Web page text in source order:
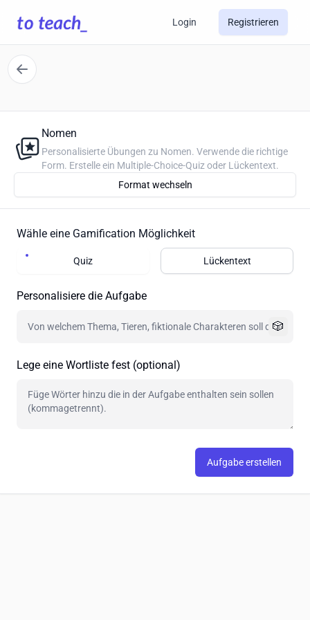
Login Registrieren
Nomen
Personalisierte Übungen zu Nomen. Verwende die richtige
Form. Erstelle ein Multiple-Choice-Quiz oder Lückentext.
Format wechseln
Wähle eine Gamification Möglichkeit
Quiz Lückentext
Personalisiere die Aufgabe
🎲
Lege eine Wortliste fest (optional)
Aufgabe erstellen